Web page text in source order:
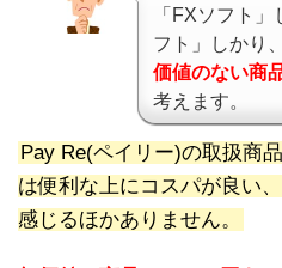
「FXソフト
フト」しかり
価値のない商
考えます。
Pay Re(ペイリー)の取扱商
は便利な上にコスパが良い
感じるほかありません。